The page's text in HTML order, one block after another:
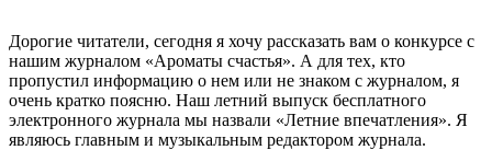
Дорогие читатели, сегодня я хочу рассказать вам о конкурсе с
нашим журналом «Ароматы счастья». А для тех, кто
пропустил информацию о нем или не знаком с журналом, я
очень кратко поясню. Наш летний выпуск бесплатного
электронного журнала мы назвали «Летние впечатления». Я
являюсь главным и музыкальным редактором журнала.